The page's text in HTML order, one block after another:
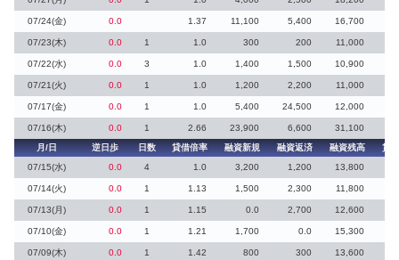
07/24(金) 0.0 1.37 11,100 5,400 16,700
07/23(木) 0.0 1 1.0 300 200 11,000
07/22(水) 0.0 3 1.0 1,400 1,500 10,900
07/21(火) 0.0 1 1.0 1,200 2,200 11,000
07/17(金) 0.0 1 1.0 5,400 24,500 12,000
07/16(木) 0.0 1 2.66 23,900 6,600
31,100
月/日
逆日歩 日数 貸借倍率 融資新規 融資返済 融資残高
貸
07/15(水)
0.0 4 1.0 3,200 1,200 13,800
07/14(火) 0.0 1 1.13 1,500 2,300 11,800
07/13(月) 0.0 1 1.15 0.0 2,700 12,600
07/10(金) 0.0 1 1.21 1,700 0.0 15,300
07/09(木) 0.0 1 1.42 800 300 13,600